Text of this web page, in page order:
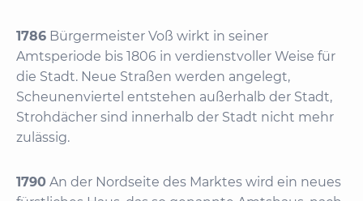
1786 Bürgermeister Voß wirkt in seiner
Amtsperiode bis 1806 in verdienstvoller Weise für
die Stadt. Neue Straßen werden angelegt,
Scheunenviertel entstehen außerhalb der Stadt,
Strohdächer sind innerhalb der Stadt nicht mehr
zulässig.
1790 An der Nordseite des Marktes wird ein neues